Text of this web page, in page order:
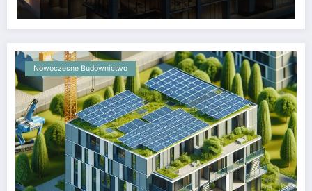
Nowoczesne Budownictwo